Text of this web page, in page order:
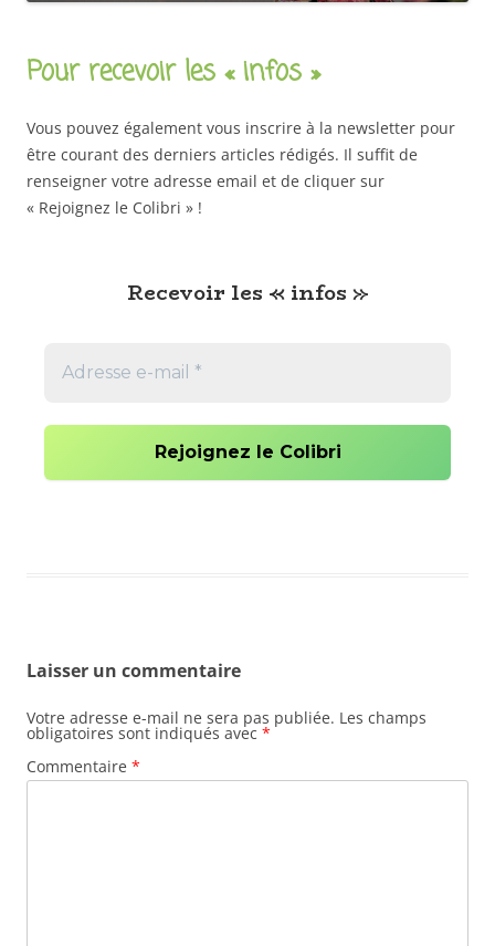
Pour recevoir les « infos »
Vous pouvez également vous inscrire à la newsletter pour
être courant des derniers articles rédigés. Il suffit de
renseigner votre adresse email et de cliquer sur
« Rejoignez le Colibri » !
Recevoir les « infos »
Laisser un commentaire
Votre adresse e-mail ne sera pas publiée. Les champs
obligatoires sont indiqués avec *
Commentaire *